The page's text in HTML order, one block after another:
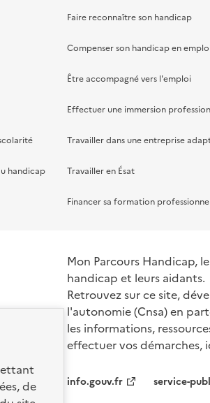
de
handicap
Faire reconnaître son handicap
Compenser son handicap en
Être accompagné vers l'emploi
Effectuer une immersion
Travailler dans une entreprise
Travailler en Ésat
Financer sa formation
Mon Parcours Handicap,
handicap et leurs aidants.
Retrouvez sur ce site,
l'autonomie (Cnsa) en
les informations,
effectuer vos démarches,
Nos sites
info.gouv.fr service-